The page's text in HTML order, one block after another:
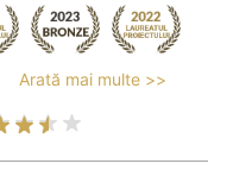
Arată mai multe >>